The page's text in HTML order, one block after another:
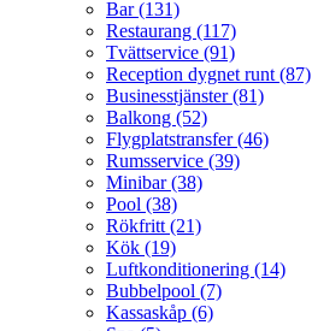
Bar(131)
Restaurang (117)
Tvättservice (91)
Reception dygnet runt (87)
Businesstjänster(81)
Balkong (52)
Flygplatstransfer(46)
Rumsservice (39)
Minibar(38)
Pool (38)
Rökfritt (21)
Kök (19)
Luftkonditionering (14)
Bubbelpool (7)
Kassaskåp (6)